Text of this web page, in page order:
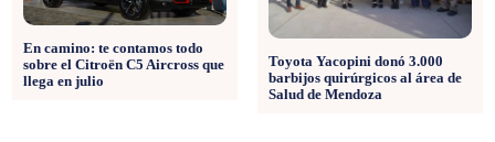
En camino: te contamos todo
sobre el Citroën C5 Aircross que
llega en julio
Toyota Yacopini donó 3.000
barbijos quirúrgicos al área de
Salud de Mendoza